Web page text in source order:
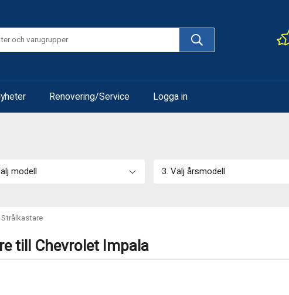
Renovering/Service Logga in
modell 3. Välj årsmodell
Strålkastare
till Chevrolet Impala